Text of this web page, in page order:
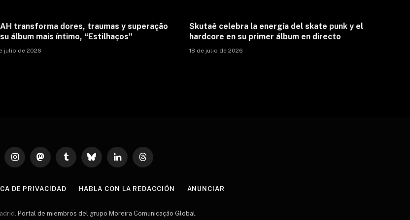
transforma dores, traumas y superação
álbum mais íntimo, “Estilhaços”
julio de 2026
Skutaê celebra la energía del skate punk y el
hardcore en su primer álbum en directo
18 de julio de 2026
InstagramMastodonTumblr Bluesky LinkedInThreads
DE PRIVACIDAD HABLA CON LA REDACCIÓN ANUNCIAR
Portal de miembros del grupo Moreira Comunicação Global